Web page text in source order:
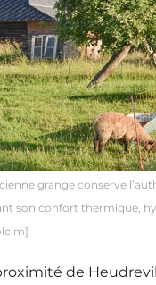
grange conserve
son confort thermique,
de